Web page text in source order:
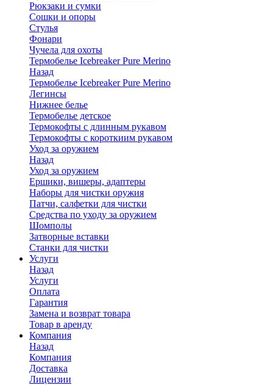
Рюкзаки и сумки
Сошки и опоры
Стулья
Фонари
Чучела для охоты
Термобелье Icebreaker Pure Merino
Назад
Термобелье Icebreaker Pure Merino
Легинсы
Нижнее белье
Термобелье детское
Термокофты с длинным рукавом
Термокофты с короткиим рукавом
Уход за оружием
Назад
Уход за оружием
Ершики, вишеры, адаптеры
Наборы для чистки оружия
Патчи, салфетки для чистки
Средства по уходу за оружием
Шомполы
Затворные вставки
Станки для чистки
Услуги
Назад
Услуги
Оплата
Гарантия
Замена и возврат товара
Товар в аренду
Компания
Назад
Компания
Доставка
Лицензии